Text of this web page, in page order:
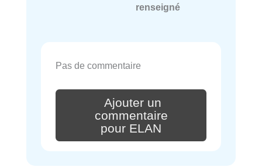
renseigné
Pas de commentaire
Ajouter un
commentaire
pour ELAN